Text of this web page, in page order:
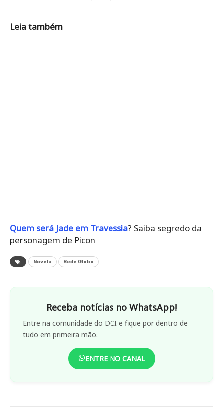
Leia também
Quem será Jade em Travessia? Saiba segredo da
personagem de Picon
Novela Rede Globo
Receba notícias no WhatsApp!
Entre na comunidade do DCI e fique por dentro de
tudo em primeira mão.
ENTRE NO CANAL